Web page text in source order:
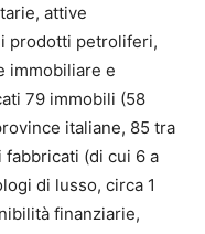
attive
prodotti petroliferi,
immobiliare e
79 immobili (58
italiane, 85 tra
(di cui 6 a
di lusso, circa 1
finanziarie,